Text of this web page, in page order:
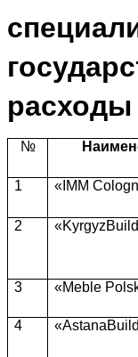
расходы
№
1 «IMM
2
3 «Meble
4